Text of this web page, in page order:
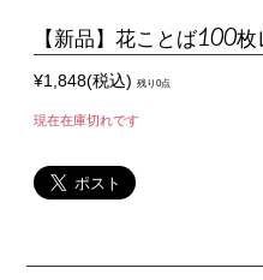
【新品】花ことば100
¥1,848(税込) 残り0点
現在在庫切れです